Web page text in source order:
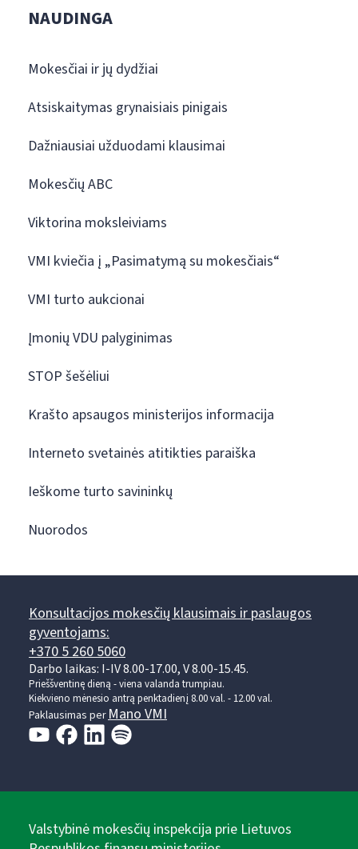
NAUDINGA
Mokesčiai ir jų dydžiai
Atsiskaitymas grynaisiais pinigais
Dažniausiai užduodami klausimai
Mokesčių ABC
Viktorina moksleiviams
VMI kviečia į „Pasimatymą su mokesčiais“
VMI turto aukcionai
Įmonių VDU palyginimas
STOP šešėliui
Krašto apsaugos ministerijos informacija
Interneto svetainės atitikties paraiška
Ieškome turto savininkų
Nuorodos
Konsultacijos mokesčių klausimais ir paslaugos
gyventojams:
+370 5 260 5060
Darbo laikas: I-IV 8.00-17.00, V 8.00-15.45.
Prieššventinę dieną - viena valanda trumpiau.
Kiekvieno mėnesio antrą penktadienį 8.00 val. - 12.00 val.
Paklausimas perMano VMI
Valstybinė mokesčių inspekcija prie Lietuvos